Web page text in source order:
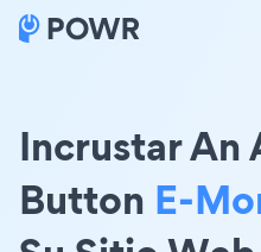
Incrustar An
Button E-